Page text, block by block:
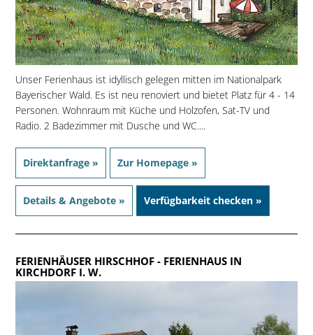
Unser Ferienhaus ist idyllisch gelegen mitten im Nationalpark
Bayerischer Wald. Es ist neu renoviert und bietet Platz für 4 - 14
Personen. Wohnraum mit Küche und Holzofen, Sat-TV und
Radio. 2 Badezimmer mit Dusche und WC....
Direktanfrage » Zur Homepage »
Details & Angebote » Verfügbarkeit checken »
FERIENHÄUSER HIRSCHHOF- FERIENHAUS IN
KIRCHDORF I. W.